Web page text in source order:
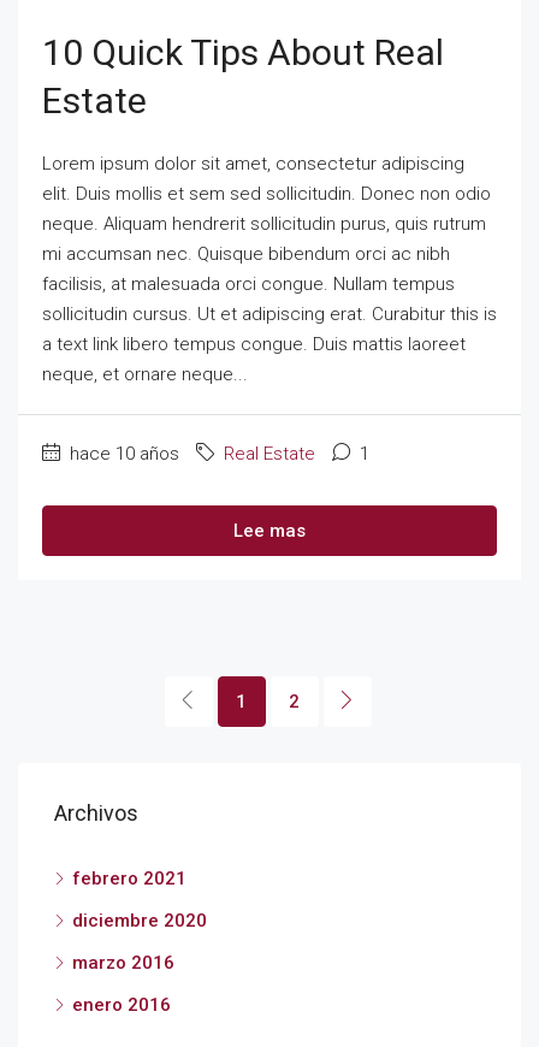
10 Quick Tips About Real
Estate
Lorem ipsum dolor sit amet, consectetur adipiscing
elit. Duis mollis et sem sed sollicitudin. Donec non odio
neque. Aliquam hendrerit sollicitudin purus, quis rutrum
mi accumsan nec. Quisque bibendum orci ac nibh
facilisis, at malesuada orci congue. Nullam tempus
sollicitudin cursus. Ut et adipiscing erat. Curabitur this is
a text link libero tempus congue. Duis mattis laoreet
neque, et ornare neque...
hace 10 años Real Estate 1
Lee mas
1 2
Archivos
febrero 2021
diciembre 2020
marzo 2016
enero 2016